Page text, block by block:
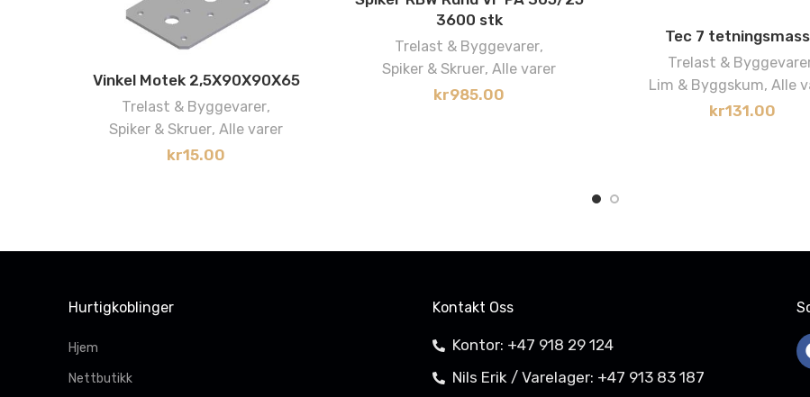
Vinkel Motek 2,5X90X90X65
Trelast & Byggevarer,
Spiker & Skruer, Alle varer
kr15.00
3600 stk
Trelast & Byggevarer,
Spiker & Skruer, Alle varer
kr985.00
Tec 7
Trelast &
Lim & Byggskum, Alle
kr131.00
Hurtigkoblinger
Hjem
Nettbutikk
Kontakt Oss
Kontor: +47 918 29 124
Nils Erik / Varelager: +47 913 83 187